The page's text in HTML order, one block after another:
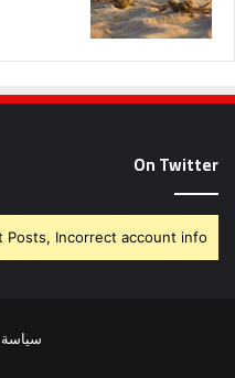
On Twitter
Posts, Incorrect account info.